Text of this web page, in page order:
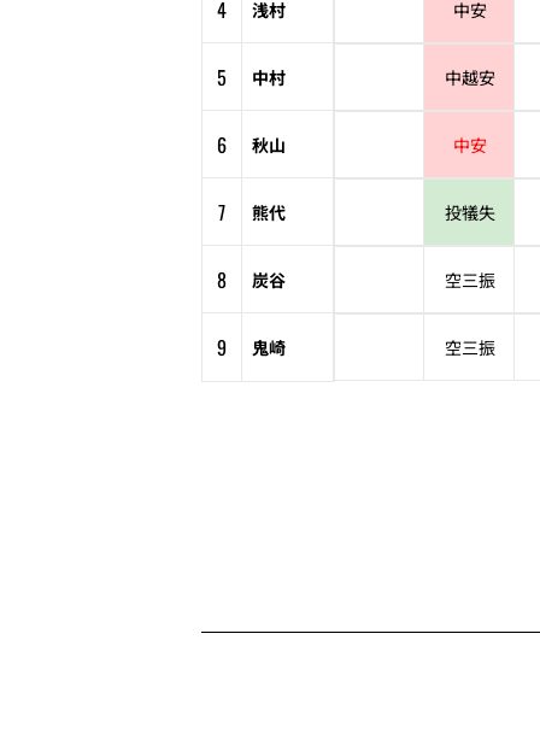
4 浅村 中安
5 中村 中越安
6 秋山 中安
7 熊代 投犠失
8 炭谷 空三振
9 鬼崎 空三振